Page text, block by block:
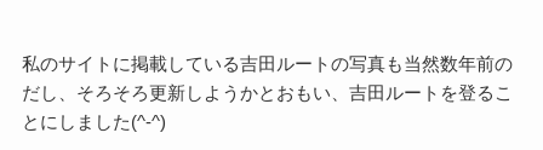
私のサイトに掲載している吉田ルートの写真も当然数年前の
だし、そろそろ更新しようかとおもい、吉田ルートを登るこ
とにしました(^-^)